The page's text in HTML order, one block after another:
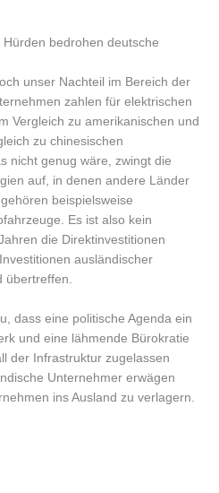
bedrohen deutsche
unser Nachteil im Bereich der
zahlen für elektrischen
Vergleich zu amerikanischen und
zu chinesischen
nicht genug wäre, zwingt die
auf, in denen andere Länder
beispielsweise
Es ist also kein
die Direktinvestitionen
ausländischer
übertreffen.
dass eine politische Agenda ein
und eine lähmende Bürokratie
der Infrastruktur zugelassen
Unternehmer erwägen
ins Ausland zu verlagern.